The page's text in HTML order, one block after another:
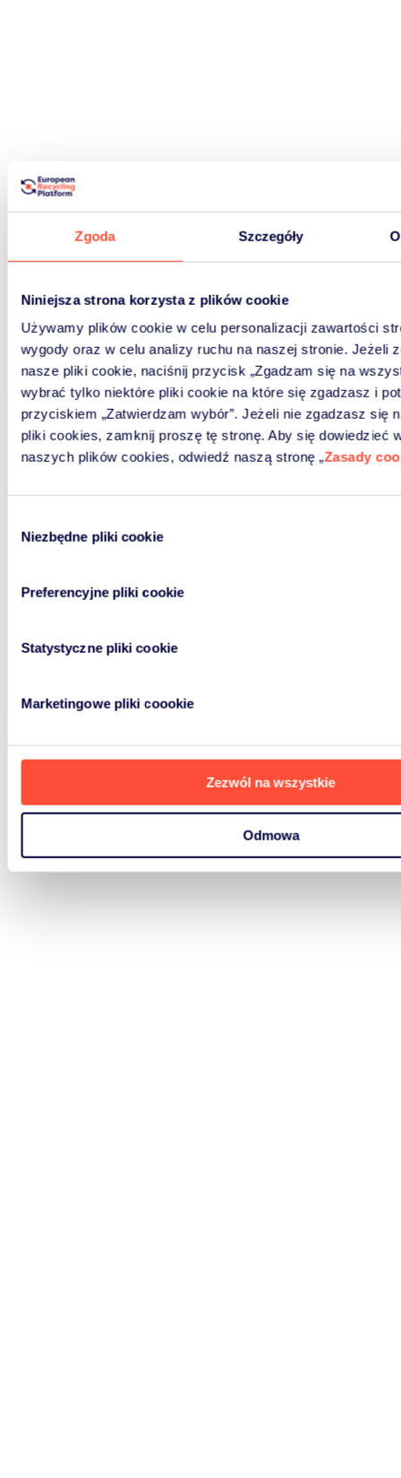
Zgoda Szczegóły
Niniejsza strona korzysta z plików cookie
Używamy plików cookie w celu personalizacji zawartości
wygody oraz w celu analizy ruchu na naszej stronie. Jeżeli
nasze pliki cookie, naciśnij przycisk „Zgadzam się na
wybrać tylko niektóre pliki cookie na które się zgadzasz i
przyciskiem „Zatwierdzam wybór”. Jeżeli nie zgadzasz się
pliki cookies, zamknij proszę tę stronę. Aby się dowiedzieć
naszych plików cookies, odwiedź naszą stronę „Zasady
zgody
Niezbędne pliki cookie
Preferencyjne pliki cookie
Statystyczne pliki cookie
Marketingowe pliki coookie
Zezwól na wszystkie
Odmowa
MAPA GLOBALNA
recyklingu
W całej Europie przyjęto przepisy
dotyczące odpadów
elektronicznych i elektrycznych
(ZSEiE), recyklingu baterii i
postępowania ze zużytymi
opakowaniami. Wymaga to
o międzynarodowym spojrzeniu.
Recykling bez granic